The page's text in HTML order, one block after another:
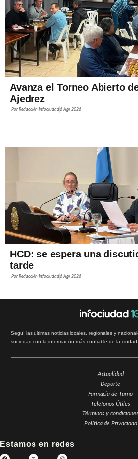
Avanza el Torneo Abierto
Ajedrez
PorRedacción Infociudad6 Ago 2026
HCD: se espera una
tarde
PorRedacción Infociudad6 Ago 2026
Seguí las últimas noticias locales, regionales y
sociedad con la información más confiable de la ciudad.
Actualidad
Deporte
Farmacia de Turno
Teléfonos Útiles
Términos y condiciones
Política de Privacidad
Estamos en redes